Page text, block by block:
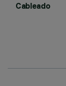
Cableado